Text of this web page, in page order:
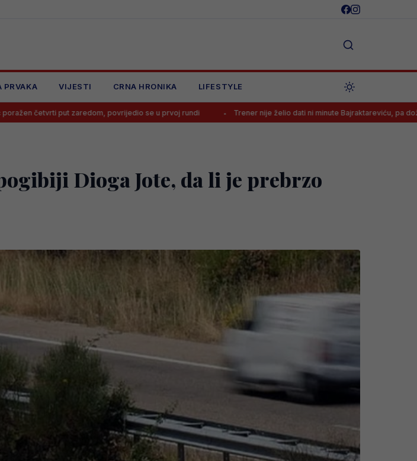
PRVAKA VIJESTI CRNA HRONIKA LIFESTYLE
povrijedio se u prvoj rundi Trener nije želio dati ni minute Bajraktareviću, pa doživio šok u finišu
Dioga Jote, da li je prebrzo